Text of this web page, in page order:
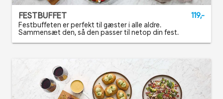
FESTBUFFET 119,-
Festbuffeten er perfekt til gæster i alle aldre.
Sammensæt den, så den passer til netop din fest.